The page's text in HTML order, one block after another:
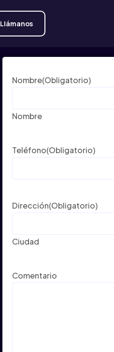
Llámanos
Nombre(Obligatorio)
Nombre
Teléfono(Obligatorio)
Dirección(Obligatorio)
Ciudad
Comentario